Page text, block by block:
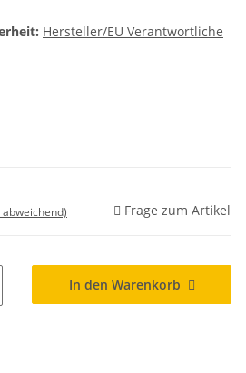
Hersteller/EU Verantwortliche
Frage zum Artikel
In den Warenkorb